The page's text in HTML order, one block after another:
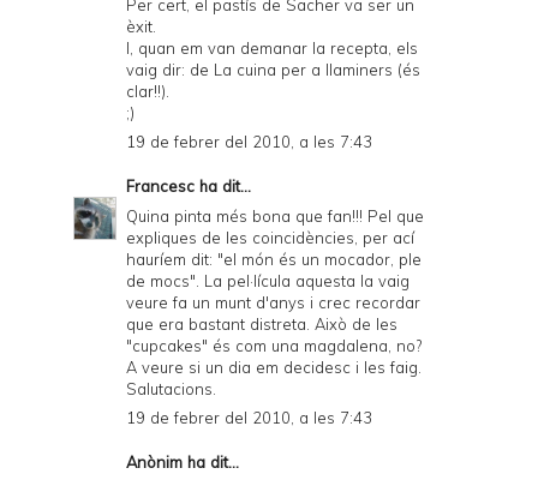
Per cert, el pastís de Sacher va ser un
èxit.
I, quan em van demanar la recepta, els
vaig dir: de La cuina per a llaminers (és
clar!!).
;)
19 de febrer del 2010, a les 7:43
Francesc ha dit...
Quina pinta més bona que fan!!! Pel que
expliques de les coincidències, per ací
hauríem dit: "el món és un mocador, ple
de mocs". La pel·lícula aquesta la vaig
veure fa un munt d'anys i crec recordar
que era bastant distreta. Això de les
"cupcakes" és com una magdalena, no?
A veure si un dia em decidesc i les faig.
Salutacions.
19 de febrer del 2010, a les 7:43
Anònim ha dit...